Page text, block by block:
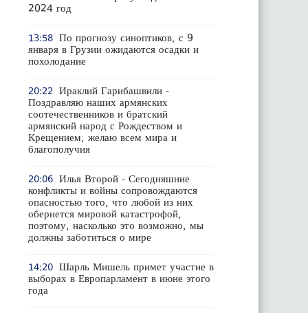
2024 год
13:58 По прогнозу синоптиков, с 9
января в Грузии ожидаются осадки и
похолодание
20:22
Ираклий Гарибашвили -
Поздравляю наших армянских
соотечественников и братский
армянский народ с Рождеством и
Крещением, желаю всем мира и
благополучия
20:06 Илья Второй - Сегодняшние
конфликты и войны сопровождаются
опасностью того, что любой из них
обернется мировой катастрофой,
поэтому, насколько это возможно, мы
должны заботиться о мире
14:20 Шарль Мишель примет участие в
выборах в Европарламент в июне этого
года